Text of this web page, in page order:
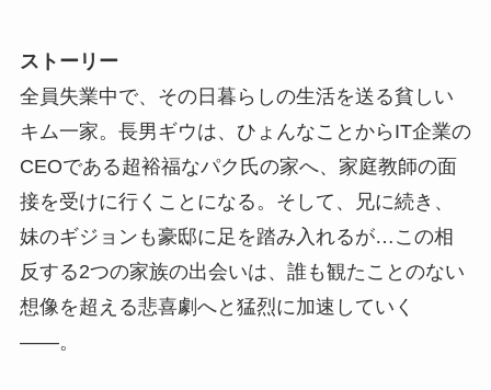
ストーリー
全員失業中で、その日暮らしの生活を送る貧しい
キム一家。長男ギウは、ひょんなことからIT企業の
CEOである超裕福なパク氏の家へ、家庭教師の面
接を受けに行くことになる。そして、兄に続き、
妹のギジョンも豪邸に足を踏み入れるが…この相
反する2つの家族の出会いは、誰も観たことのない
想像を超える悲喜劇へと猛烈に加速していく
――。